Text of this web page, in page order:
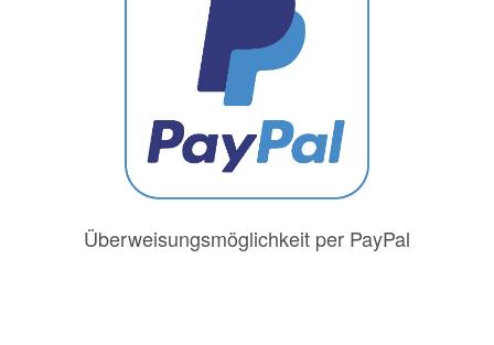
Überweisungsmöglichkeit per PayPal